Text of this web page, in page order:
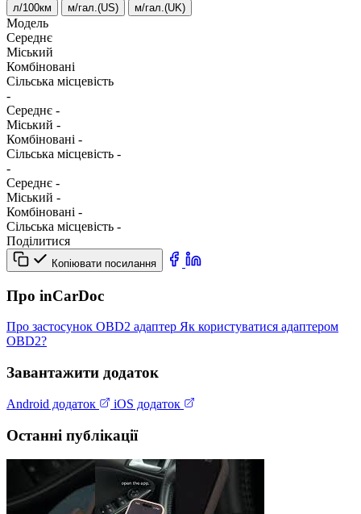
л/100км м/гал.(US) м/гал.(UK)
Модель
Середнє
Міський
Комбіновані
Сільська місцевість
-
Середнє -
Міський -
Комбіновані -
Сільська місцевість -
-
Середнє -
Міський -
Комбіновані -
Сільська місцевість -
Поділитися
Копіювати посилання
Про inCarDoc
Про застосунок OBD2 адаптер Як користуватися адаптером
OBD2?
Завантажити додаток
Android додаток iOS додаток
Останні публікації